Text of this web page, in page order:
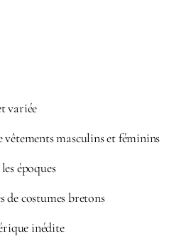
variée
masculins et féminins
époques
de costumes bretons
inédite